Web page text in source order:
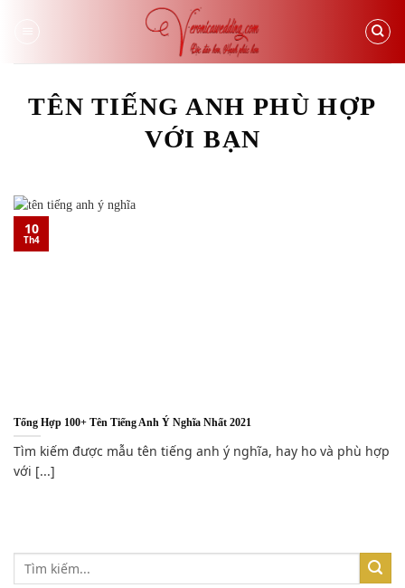
TÊN TIẾNG ANH PHÙ HỢP
VỚI BẠN
Tổng Hợp 100+ Tên Tiếng Anh Ý Nghĩa Nhất 2021
Tìm kiếm được mẫu tên tiếng anh ý nghĩa, hay ho và phù hợp
với [...]
10
Th4